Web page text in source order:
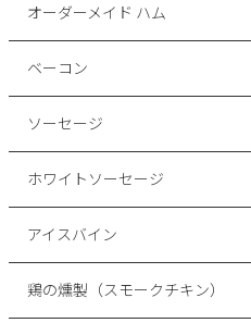
オーダーメイド ハム
ベーコン
ソーセージ
ホワイトソーセージ
アイスバイン
鶏の燻製（スモークチキン）